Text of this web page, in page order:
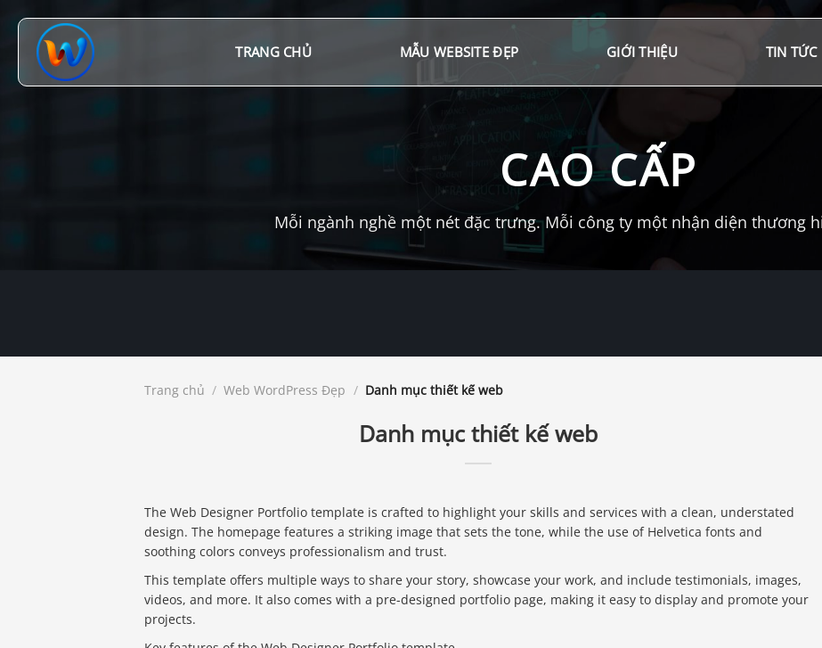
đến
TRANG CHỦ MẪU WEBSITE ĐẸP GIỚI THIỆU TIN TỨC
CAO CẤP
Mỗi ngành nghề một nét đặc trưng. Mỗi công ty một nhận diện thương
Trang chủ / Web WordPress Đẹp / Danh mục thiết kế web
Danh mục thiết kế web
The Web Designer Portfolio template is crafted to highlight your skills and services with a clean, understated
design. The homepage features a striking image that sets the tone, while the use of Helvetica fonts and
soothing colors conveys professionalism and trust.
This template offers multiple ways to share your story, showcase your work, and include testimonials, images,
videos, and more. It also comes with a pre-designed portfolio page, making it easy to display and promote your
projects.